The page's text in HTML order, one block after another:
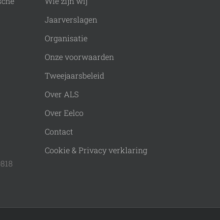
Jaarverslagen
Organisatie
Onze voorwaarden
Tweejaarsbeleid
Over ALS
Over Eelco
Contact
Cookie & Privacy verklaring